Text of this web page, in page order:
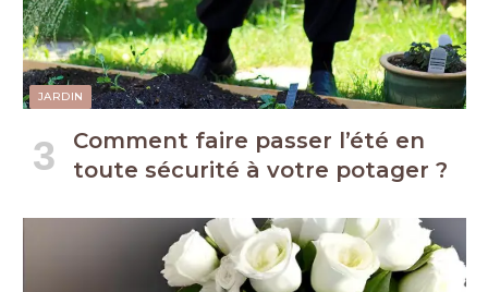
JARDIN
Comment faire passer l’été en
toute sécurité à votre potager ?